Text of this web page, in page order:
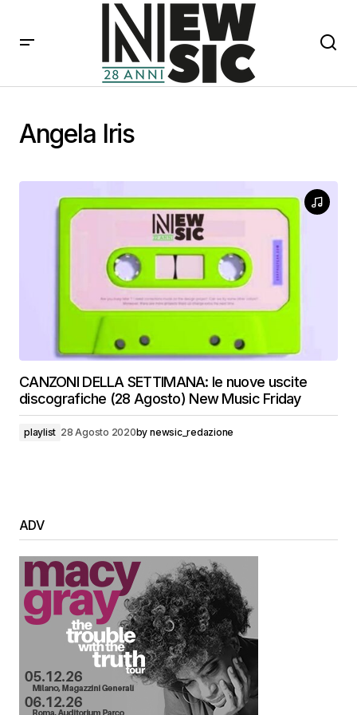
Angela Iris
CANZONI DELLA SETTIMANA: le nuove uscite
discografiche (28 Agosto) New Music Friday
playlist 28 Agosto 2020by newsic_redazione
ADV